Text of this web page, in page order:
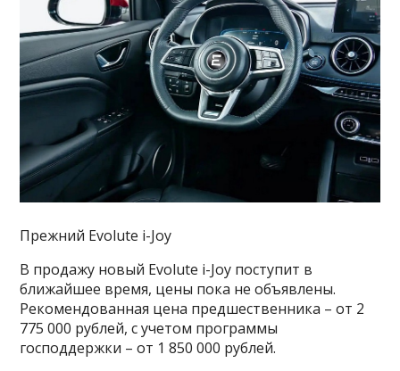
Прежний Evolute i-Joy
В продажу новый Evolute i-Joy поступит в
ближайшее время, цены пока не объявлены.
Рекомендованная цена предшественника – от 2
775 000 рублей, с учетом программы
господдержки – от 1 850 000 рублей.